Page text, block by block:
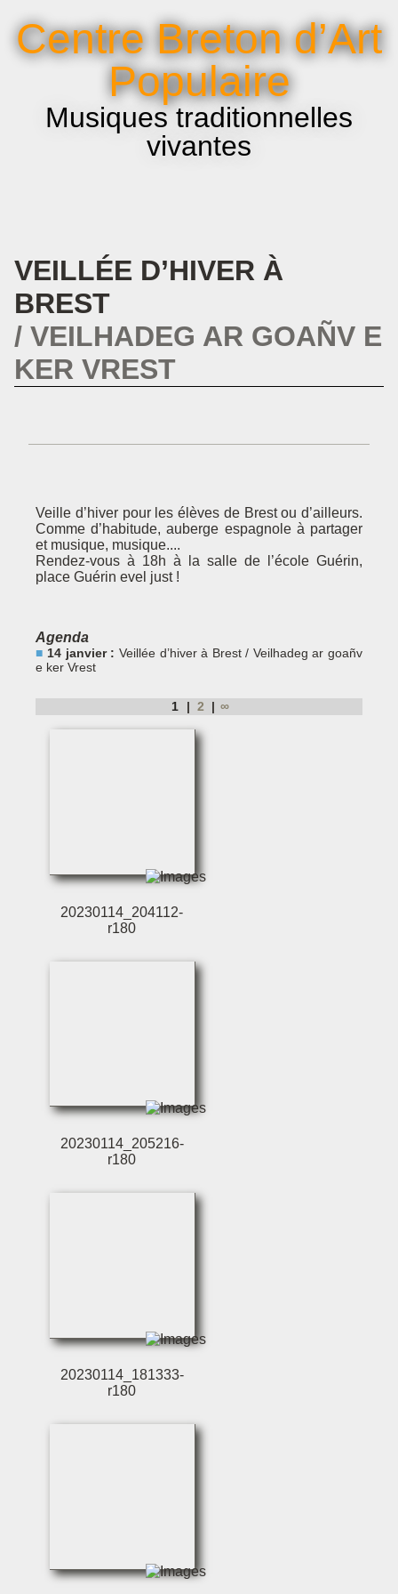
Centre Breton d’Art
Populaire
Musiques traditionnelles
vivantes
Infos pratiques
VEILLÉE D’HIVER À
BREST
VEILHADEG AR GOAÑV E
KER VREST
Veille d’hiver pour les élèves de Brest ou d’ailleurs.
Comme d’habitude, auberge espagnole à partager
et musique, musique....
Rendez-vous à 18h à la salle de l’école Guérin,
place Guérin evel just !
Agenda
14 janvier : Veillée d’hiver à Brest / Veilhadeg ar goañv
e ker Vrest
1 2 ∞
20230114_204112-
r180
20230114_205216-
r180
20230114_181333-
r180